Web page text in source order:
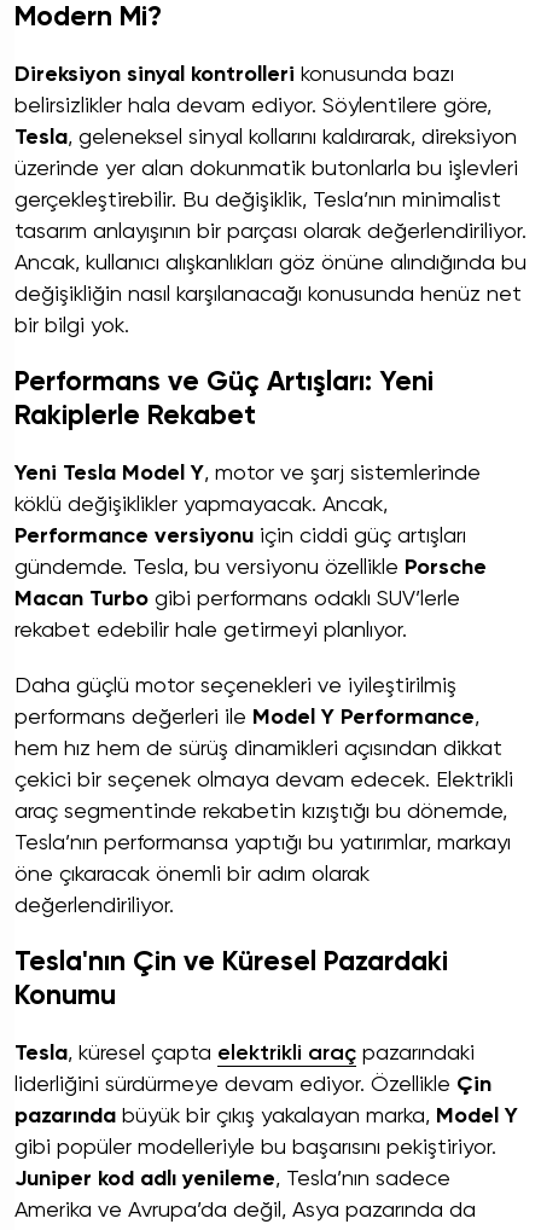
Modern Mi?
Direksiyon sinyal kontrolleri konusunda bazı
belirsizlikler hala devam ediyor. Söylentilere göre,
Tesla, geleneksel sinyal kollarını kaldırarak, direksiyon
üzerinde yer alan dokunmatik butonlarla bu işlevleri
gerçekleştirebilir. Bu değişiklik, Tesla’nın minimalist
tasarım anlayışının bir parçası olarak değerlendiriliyor.
Ancak, kullanıcı alışkanlıkları göz önüne alındığında bu
değişikliğin nasıl karşılanacağı konusunda henüz net
bir bilgi yok.
Performans ve Güç Artışları: Yeni
Rakiplerle Rekabet
Yeni Tesla Model Y, motor ve şarj sistemlerinde
köklü değişiklikler yapmayacak. Ancak,
Performance versiyonu için ciddi güç artışları
gündemde. Tesla, bu versiyonu özellikle Porsche
Macan Turbo gibi performans odaklı SUV’lerle
rekabet edebilir hale getirmeyi planlıyor.
Daha güçlü motor seçenekleri ve iyileştirilmiş
performans değerleri ile Model Y Performance,
hem hız hem de sürüş dinamikleri açısından dikkat
çekici bir seçenek olmaya devam edecek. Elektrikli
araç segmentinde rekabetin kızıştığı bu dönemde,
Tesla’nın performansa yaptığı bu yatırımlar, markayı
öne çıkaracak önemli bir adım olarak
değerlendiriliyor.
Tesla'nın Çin ve Küresel Pazardaki
Konumu
Tesla, küresel çapta elektrikli araç pazarındaki
liderliğini sürdürmeye devam ediyor. Özellikle Çin
pazarında büyük bir çıkış yakalayan marka, Model Y
gibi popüler modelleriyle bu başarısını pekiştiriyor.
Juniper kod adlı yenileme, Tesla’nın sadece
Amerika ve Avrupa’da değil, Asya pazarında da